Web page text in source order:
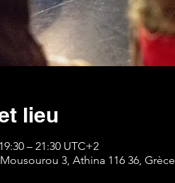
lieu
– 21:30 UTC+2
3, Athina 116 36, Grèce